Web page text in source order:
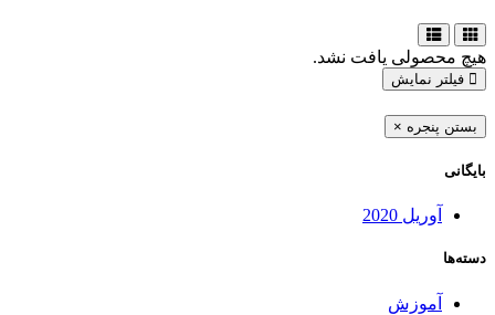
هیچ محصولی یافت نشد.
فیلتر نمایش
بستن پنجره ×
بایگانی
آوریل 2020
دسته‌ها
آموزش